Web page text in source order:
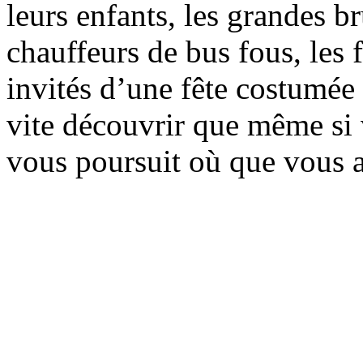
leurs enfants, les grandes
chauffeurs de bus fous, les
invités d’une fête
vite découvrir que même
vous poursuit où que